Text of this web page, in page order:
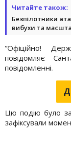
Читайте також:
Безпілотники
вибухи та
“Офіційно!
повідомляє:
повідомленні.
Цю подію було
зафіксували